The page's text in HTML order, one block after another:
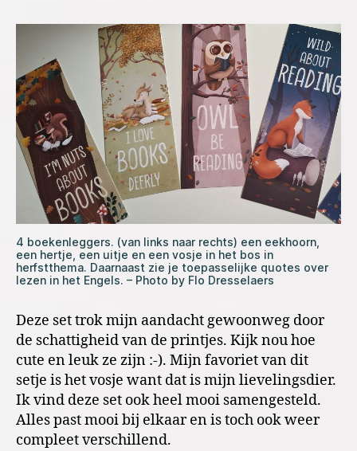
4 boekenleggers. (van links naar rechts) een eekhoorn,
een hertje, een uitje en een vosje in het bos in
herfstthema. Daarnaast zie je toepasselijke quotes over
lezen in het Engels. – Photo by Flo Dresselaers
Deze set trok mijn aandacht gewoonweg door
de schattigheid van de printjes. Kijk nou hoe
cute en leuk ze zijn :-). Mijn favoriet van dit
setje is het vosje want dat is mijn lievelingsdier.
Ik vind deze set ook heel mooi samengesteld.
Alles past mooi bij elkaar en is toch ook weer
compleet verschillend.